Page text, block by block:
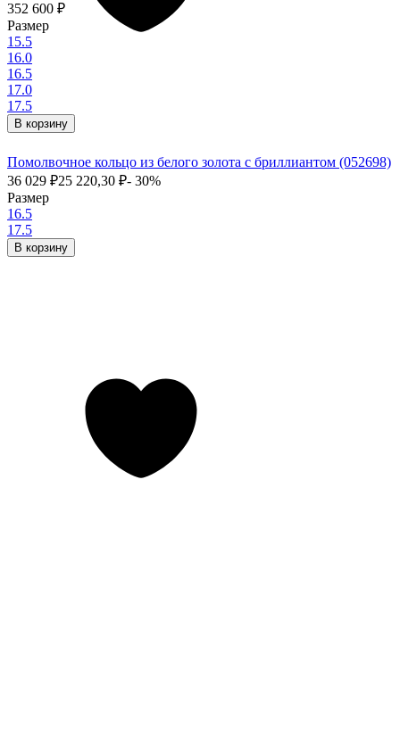
352 600 ₽
Размер
15.5
16.0
16.5
17.0
17.5
В корзину
Помолвочное кольцо из белого золота с бриллиантом (052698)
36 029 ₽25 220,30 ₽- 30%
Размер
16.5
17.5
В корзину